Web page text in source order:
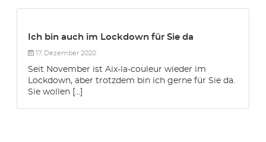
Ich bin auch im Lockdown für Sie da
17. Dezember 2020
Seit November ist Aix-la-couleur wieder im
Lockdown, aber trotzdem bin ich gerne für Sie da.
Sie wollen [...]